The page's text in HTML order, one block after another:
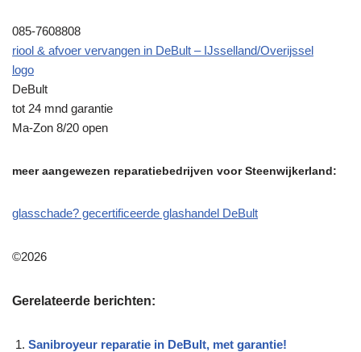
085-7608808
riool & afvoer vervangen in DeBult – IJsselland/Overijssel
logo
DeBult
tot 24 mnd garantie
Ma-Zon 8/20 open
meer aangewezen reparatiebedrijven voor Steenwijkerland:
glasschade? gecertificeerde glashandel DeBult
©2026
Gerelateerde berichten:
Sanibroyeur reparatie in DeBult, met garantie!